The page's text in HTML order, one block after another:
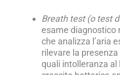
Breath test (o test
esame diagnostico
che analizza l’aria
rilevare la
quali intolleranza al